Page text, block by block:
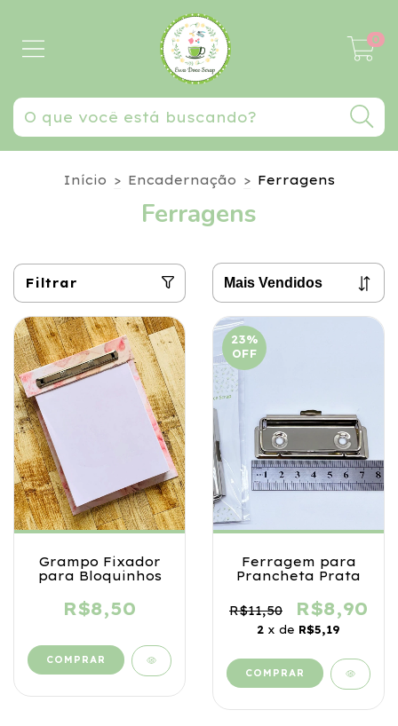
0
Início > Encadernação > Ferragens
Ferragens
Filtrar
Grampo Fixador
para Bloquinhos
R$8,50
23%
OFF
Ferragem para
Prancheta Prata
R$11,50 R$8,90
2 x de R$5,19